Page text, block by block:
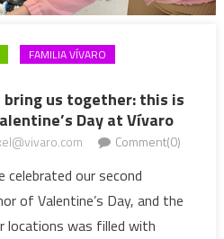
FAMILIA VÍVARO
us together: this is
Day at Vívaro
Comment(0)
celebrated our second
of Valentine’s Day, and the
locations was filled with